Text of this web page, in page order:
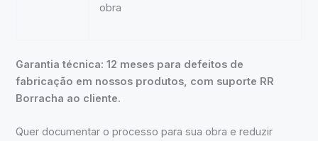
obra
Garantia técnica: 12 meses para defeitos de
fabricação em nossos produtos, com suporte RR
Borracha ao cliente.
Quer documentar o processo para sua obra e reduzir